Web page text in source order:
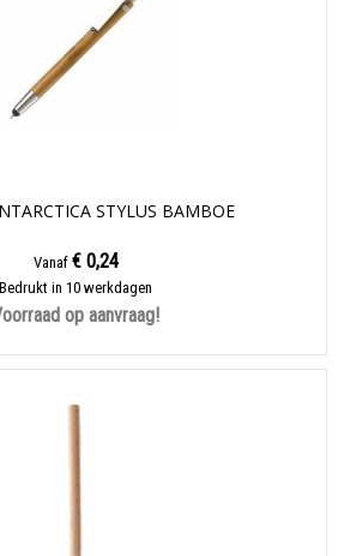
STYLUS BAMBOE
Vanaf € 0,24
Bedrukt in 10 werkdagen
op aanvraag!